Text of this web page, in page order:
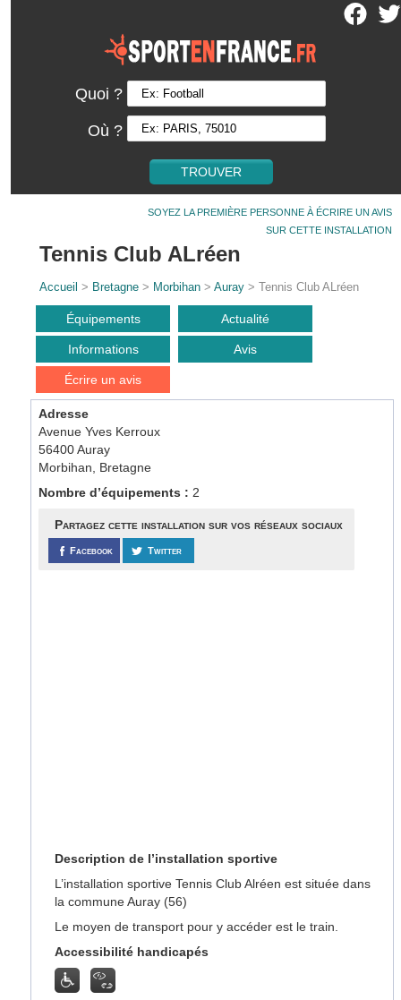
Quoi ?
Où ?
SOYEZ LA PREMIÈRE PERSONNE À ÉCRIRE UN AVIS
SUR CETTE INSTALLATION
Tennis Club ALréen
Accueil > Bretagne > Morbihan >Auray > Tennis Club ALréen
Équipements Actualité
Informations Avis
Écrire un avis
Adresse
Avenue Yves Kerroux
56400 Auray
Morbihan, Bretagne
Nombre d’équipements : 2
Partagez cette installation sur vos réseaux sociaux
Facebook Twitter
Description de l’installation sportive
L’installation sportive Tennis Club Alréen est située dans
la commune Auray (56)
Le moyen de transport pour y accéder est le train.
Accessibilité handicapés